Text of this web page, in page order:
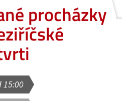
procházky
15:00